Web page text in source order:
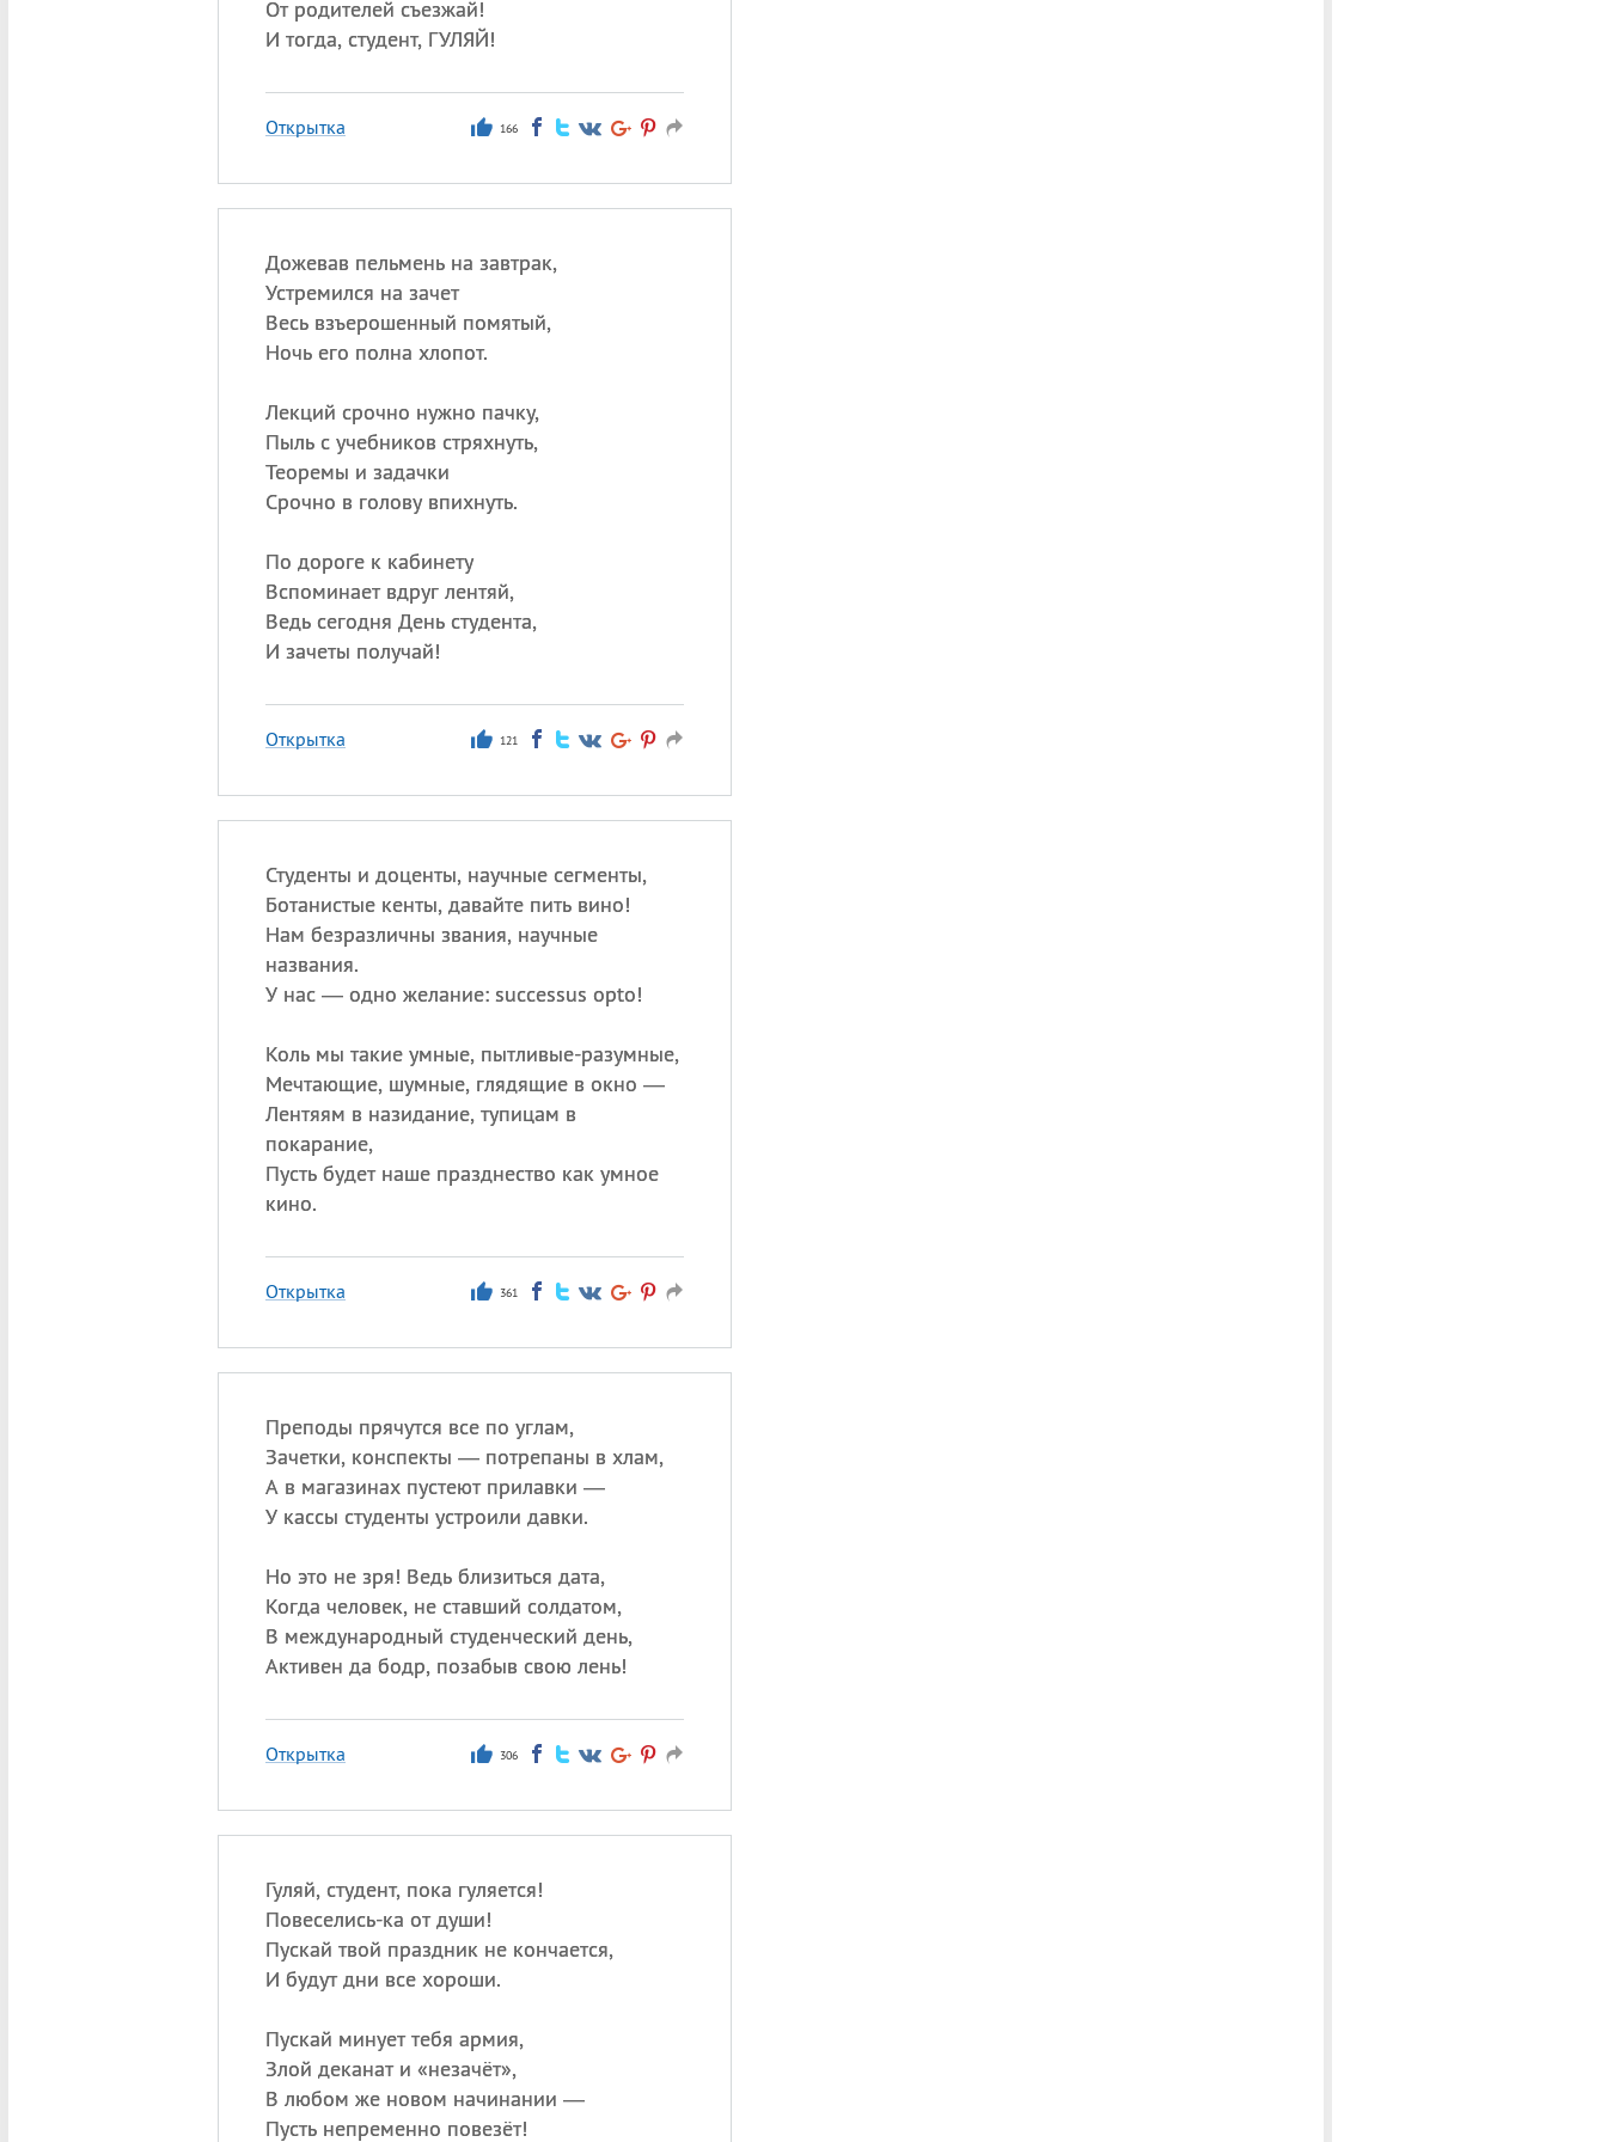
От родителей съезжай!
И тогда, студент, ГУЛЯЙ!
Открытка 166
Дожевав пельмень на завтрак,
Устремился на зачет
Весь взъерошенный помятый,
Ночь его полна хлопот.
Лекций срочно нужно пачку,
Пыль с учебников стряхнуть,
Теоремы и задачки
Срочно в голову впихнуть.
По дороге к кабинету
Вспоминает вдруг лентяй,
Ведь сегодня День студента,
И зачеты получай!
Открытка 121
Студенты и доценты, научные сегменты,
Ботанистые кенты, давайте пить вино!
Нам безразличны звания, научные
названия.
У нас — одно желание: successus opto!
Коль мы такие умные, пытливые-разумные,
Мечтающие, шумные, глядящие в окно —
Лентяям в назидание, тупицам в
покарание,
Пусть будет наше празднество как умное
кино.
Открытка 361
Преподы прячутся все по углам,
Зачетки, конспекты — потрепаны в хлам,
А в магазинах пустеют прилавки —
У кассы студенты устроили давки.
Но это не зря! Ведь близиться дата,
Когда человек, не ставший солдатом,
В международный студенческий день,
Активен да бодр, позабыв свою лень!
Открытка 306
Гуляй, студент, пока гуляется!
Повеселись-ка от души!
Пускай твой праздник не кончается,
И будут дни все хороши.
Пускай минует тебя армия,
Злой деканат и «незачёт»,
В любом же новом начинании —
Пусть непременно повезёт!